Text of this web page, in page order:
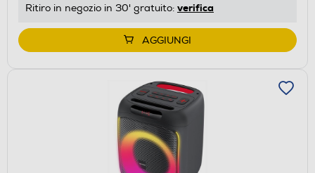
Ritiro in negozio in 30' gratuito: verifica
AGGIUNGI